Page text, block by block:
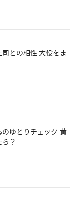
司との相性 大役をま
のゆとりチェック 黄
？